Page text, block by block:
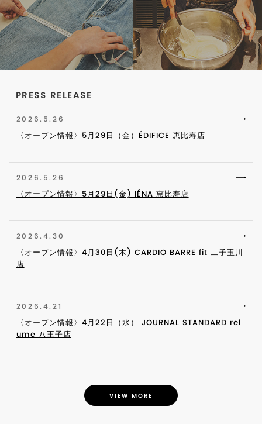
PRESS RELEASE
2026.5.26
〈オープン情報〉5月29日（金）ÉDIFICE 恵比寿店
2026.5.26
〈オープン情報〉5月29日(金) IÉNA 恵比寿店
2026.4.30
〈オープン情報〉4月30日(木) CARDIO BARRE fit 二子玉川
店
2026.4.21
〈オープン情報〉4月22日（水） JOURNAL STANDARD rel
ume 八王子店
VIEW MORE